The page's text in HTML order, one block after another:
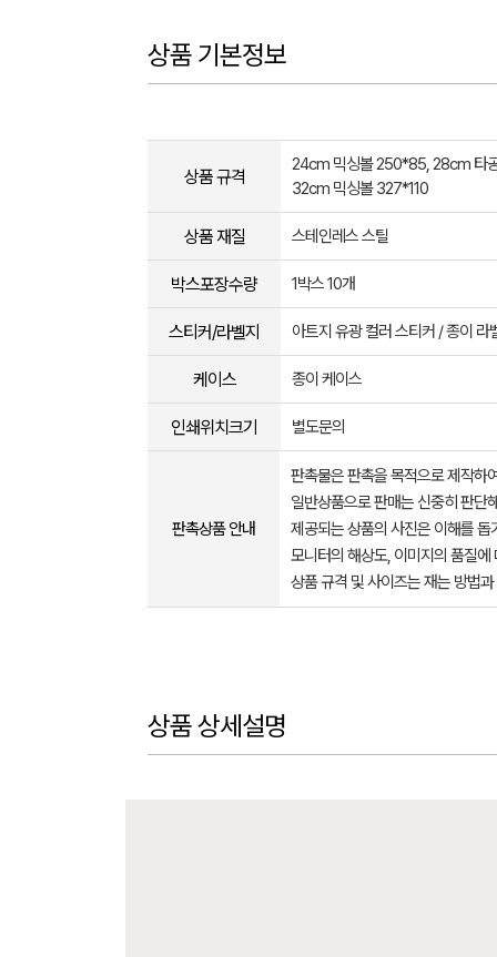
상품 기본정보
상품 규격
24cm 믹싱볼 250*85, 28cm 타
32cm 믹싱볼 327*110
상품 재질 스테인레스 스틸
박스포장수량 1박스 10개
스티커/라벨지 아트지 유광 컬러 스티커 / 종이 라
케이스 종이 케이스
인쇄위치크기 별도문의
판촉상품 안내
판촉물은 판촉을 목적으로 제작하
일반상품으로 판매는 신중히 판단
제공되는 상품의 사진은 이해를
모니터의 해상도, 이미지의 품질
상품 규격 및 사이즈는 재는 방법
상품 상세설명